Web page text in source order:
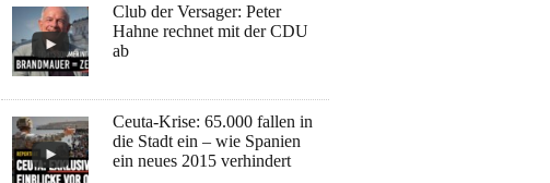
Club der Versager: Peter
Hahne rechnet mit der CDU
ab
Ceuta-Krise: 65.000 fallen in
die Stadt ein – wie Spanien
ein neues 2015 verhindert